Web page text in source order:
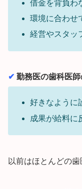
借金を背負わ
環境に合わせ
経営やスタッ
✔︎ 勤務医の歯科医
好きなように
成果が給料に
以前はほとんどの歯